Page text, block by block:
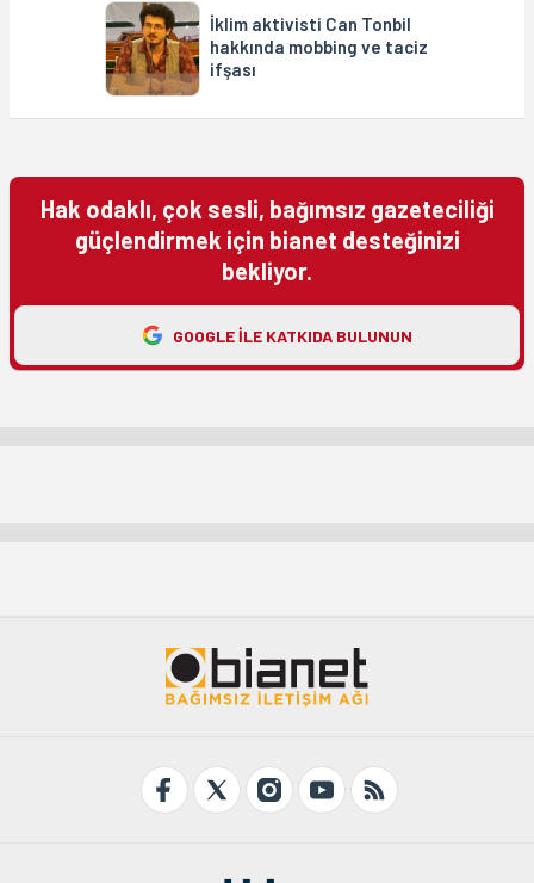
İklim aktivisti Can Tonbil
hakkında mobbing ve taciz
ifşası
Hak odaklı, çok sesli, bağımsız gazeteciliği
güçlendirmek için bianet desteğinizi
bekliyor.
GOOGLE ILE KATKIDA BULUNUN